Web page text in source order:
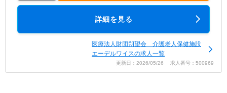
詳細を見る
医療法人財団朔望会 介護老人保健施設
エーデルワイスの求人一覧
更新日：2026/05/26 求人番号：500969